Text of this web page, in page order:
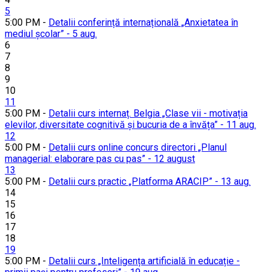
5
5:00 PM - Detalii conferință internațională „Anxietatea în
mediul școlar” - 5 aug.
6
7
8
9
10
11
5:00 PM - Detalii curs internaț. Belgia „Clase vii - motivația
elevilor, diversitate cognitivă și bucuria de a învăța” - 11 aug.
12
5:00 PM - Detalii curs online concurs directori „Planul
managerial: elaborare pas cu pas” - 12 august
13
5:00 PM - Detalii curs practic „Platforma ARACIP” - 13 aug.
14
15
16
17
18
19
5:00 PM - Detalii curs „Inteligența artificială în educație -